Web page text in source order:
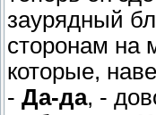
заурядный
сторонам
которые,
- Да-да, -